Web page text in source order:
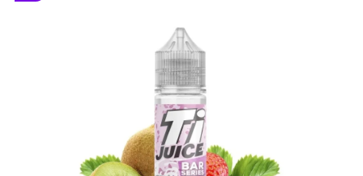
ATOMIZÉRY A CARTRIDGE